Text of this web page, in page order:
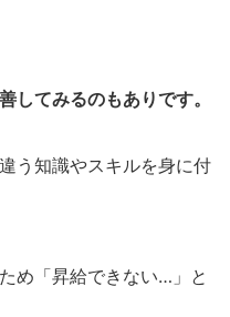
してみるのもありです。
う知識やスキルを身に付
め「昇給できない…」と